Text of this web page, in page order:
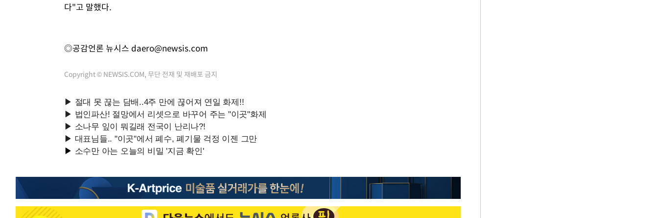
다"고 말했다.
◎공감언론 뉴시스 daero@newsis.com
Copyright © NEWSIS.COM, 무단 전재 및 재배포 금지